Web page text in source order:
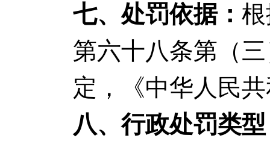
七、处罚依据：
第六十八条第（
定，《中华人民
八、行政处罚类